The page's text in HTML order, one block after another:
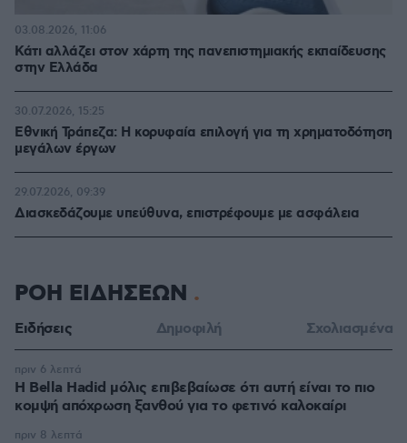
Κάτι αλλάζει στον χάρτη της πανεπιστημιακής εκπαίδευσης
στην Ελλάδα
03.08.2026, 11:06
Εθνική Τράπεζα: Η κορυφαία επιλογή για τη χρηματοδότηση
μεγάλων έργων
30.07.2026, 15:25
Διασκεδάζουμε υπεύθυνα, επιστρέφουμε με ασφάλεια
29.07.2026, 09:39
ΡΟΗ ΕΙΔΗΣΕΩΝ
Ειδήσεις Δημοφιλή Σχολιασμένα
Η Bella Hadid μόλις επιβεβαίωσε ότι αυτή είναι το πιο
κομψή απόχρωση ξανθού για το φετινό καλοκαίρι
πριν 6 λεπτά
πριν 8 λεπτά